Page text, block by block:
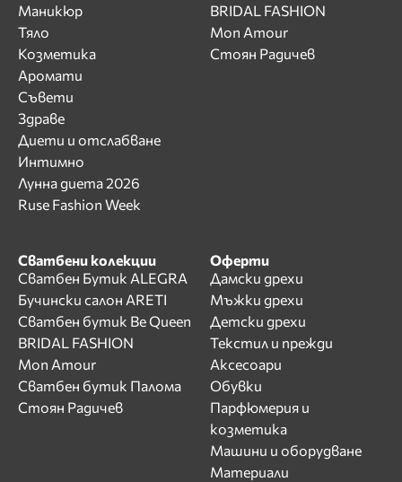
Маникюр
Тяло
Козметика
Аромати
Съвети
Здраве
Диети и отслабване
Интимно
Лунна диета 2026
Ruse Fashion Week
BRIDAL FASHION
Mon Amour
Стоян Радичев
Сватбени колекции
Сватбен Бутик ALEGRA
Бучински салон ARETI
Сватбен бутик Be Queen
BRIDAL FASHION
Mon Amour
Сватбен бутик Палома
Стоян Радичев
Оферти
Дамски дрехи
Мъжки дрехи
Детски дрехи
Текстил и прежди
Аксесоари
Обувки
Парфюмерия и
козметика
Машини и оборудване
Материали